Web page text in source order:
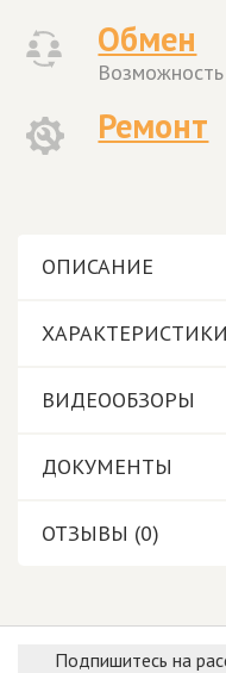
Обмен
Ремонт
ОПИСАНИЕ
ХАРАКТЕРИСТИКИ
ВИДЕООБЗОРЫ
ДОКУМЕНТЫ
ОТЗЫВЫ (0)
Подпишитесь на